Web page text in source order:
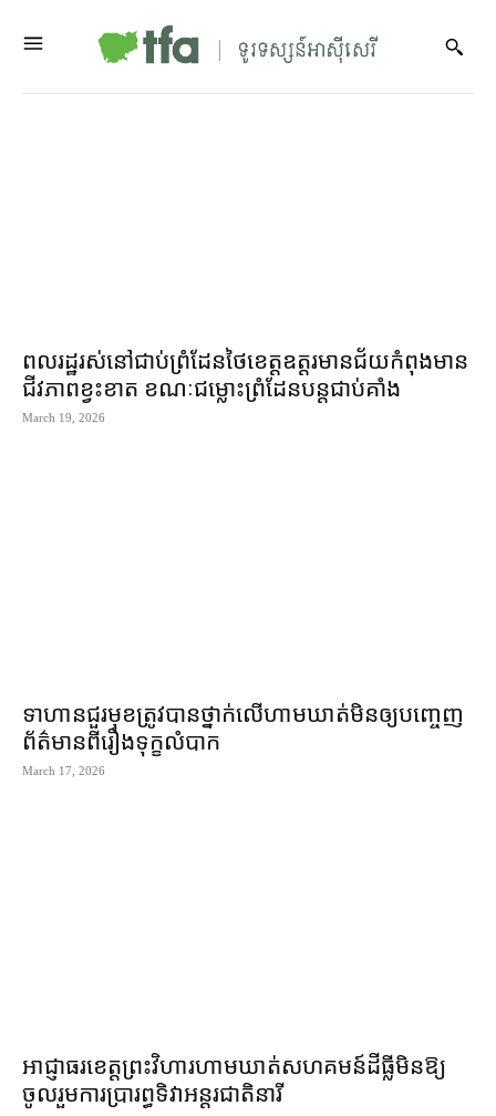
ពលរដ្ឋ​រស់នៅ​ជាប់​ព្រំដែន​ថៃ​ខេត្ត​ឧត្តរមានជ័យ​កំពុង​មាន​
ជីវភាព​ខ្វះខាត ខណៈ​ជម្លោះ​ព្រំដែន​បន្ត​ជាប់​គាំង
March 19, 2026
ទាហាន​ជួរមុខ​ត្រូវ​បាន​ថ្នាក់លើ​ហាមឃាត់​មិន​ឲ្យ​បញ្ចេញ​
ព័ត៌មាន​ពី​រឿង​ទុក្ខ​លំបាក
March 17, 2026
អាជ្ញាធរ​ខេត្ត​ព្រះវិហារ​ហាមឃាត់​សហគមន៍​ដីធ្លី​មិន​ឱ្យ​
ចូលរួម​ការ​ប្រារព្ធ​ទិវា​អន្តរជាតិ​នារី